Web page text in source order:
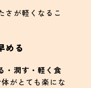
さが軽くなるこ
める
・潤す・軽く食
がとても楽にな